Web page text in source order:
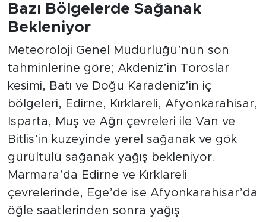
Bazı Bölgelerde Sağanak
Bekleniyor
Meteoroloji Genel Müdürlüğü’nün son
tahminlerine göre; Akdeniz’in Toroslar
kesimi, Batı ve Doğu Karadeniz’in iç
bölgeleri, Edirne, Kırklareli, Afyonkarahisar,
Isparta, Muş ve Ağrı çevreleri ile Van ve
Bitlis’in kuzeyinde yerel sağanak ve gök
gürültülü sağanak yağış bekleniyor.
Marmara’da Edirne ve Kırklareli
çevrelerinde, Ege’de ise Afyonkarahisar’da
öğle saatlerinden sonra yağış